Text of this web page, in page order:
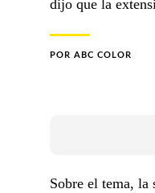
dijo que la
POR ABC COLOR
Sobre el tema, la